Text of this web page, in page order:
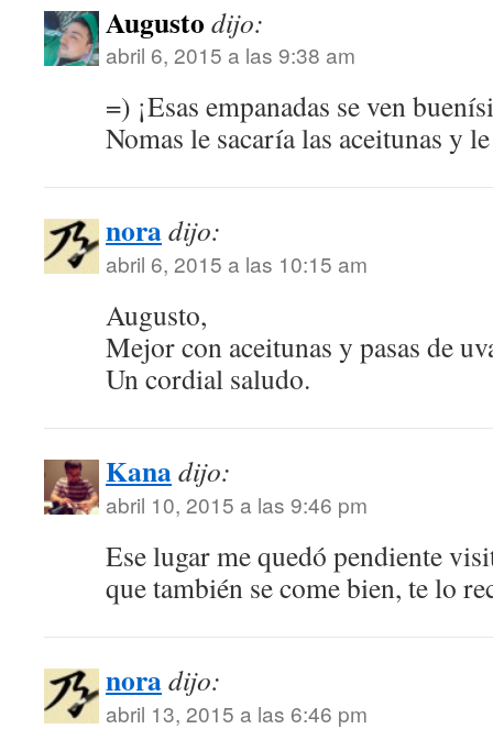
Augusto dijo:
abril 6, 2015 a las 9:38 am
=) ¡Esas empanadas se ven
Nomas le sacaría las aceitunas y
noradijo:
abril 6, 2015 a las 10:15 am
Augusto,
Mejor con aceitunas y pasas de
Un cordial saludo.
Kanadijo:
abril 10, 2015 a las 9:46 pm
Ese lugar me quedó pendiente
que también se come bien, te lo
noradijo:
abril 13, 2015 a las 6:46 pm